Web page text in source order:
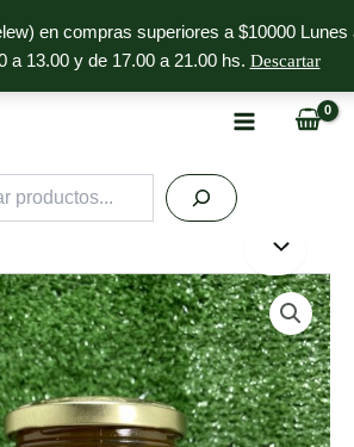
en compras superiores a $10000 Lunes
a 13.00 y de 17.00 a 21.00 hs. Descartar